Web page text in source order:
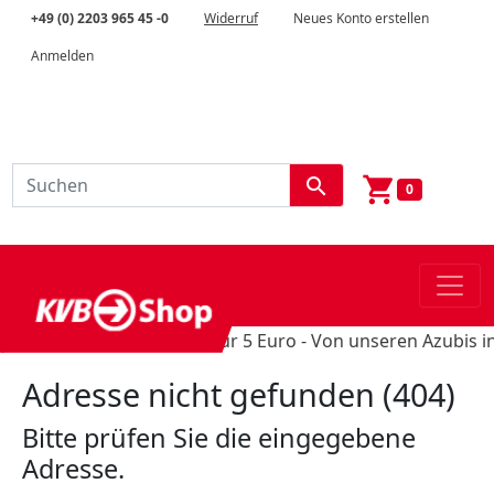
+49 (0) 2203 965 45 -0 Widerruf
Neues Konto erstellen
Anmelden
search shopping_cart 0
Schultüten-Unikate für 5 Euro - Von unseren Azubis
Adresse nicht gefunden (404)
Bitte prüfen Sie die eingegebene
Adresse.